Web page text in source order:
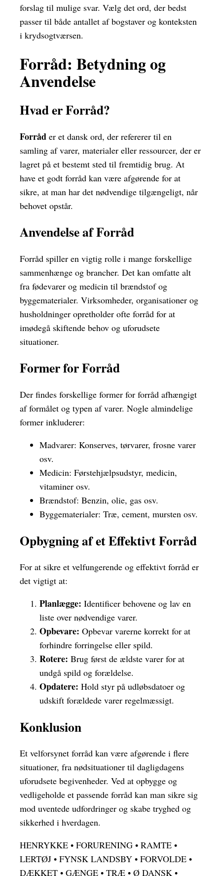
forslag til mulige svar. Vælg det ord, der bedst
passer til både antallet af bogstaver og konteksten
i krydsogtværsen.
Forråd: Betydning og
Anvendelse
Hvad er Forråd?
Forråd er et dansk ord, der refererer til en
samling af varer, materialer eller ressourcer, der er
lagret på et bestemt sted til fremtidig brug. At
have et godt forråd kan være afgørende for at
sikre, at man har det nødvendige tilgængeligt, når
behovet opstår.
Anvendelse af Forråd
Forråd spiller en vigtig rolle i mange forskellige
sammenhænge og brancher. Det kan omfatte alt
fra fødevarer og medicin til brændstof og
byggematerialer. Virksomheder, organisationer og
husholdninger opretholder ofte forråd for at
imødegå skiftende behov og uforudsete
situationer.
Former for Forråd
Der findes forskellige former for forråd afhængigt
af formålet og typen af varer. Nogle almindelige
former inkluderer:
Madvarer: Konserves, tørvarer, frosne varer
osv.
Medicin: Førstehjælpsudstyr, medicin,
vitaminer osv.
Brændstof: Benzin, olie, gas osv.
Byggematerialer: Træ, cement, mursten osv.
Opbygning af et Effektivt Forråd
For at sikre et velfungerende og effektivt forråd er
det vigtigt at:
Planlægge: Identificer behovene og lav en
liste over nødvendige varer.
Opbevare: Opbevar varerne korrekt for at
forhindre forringelse eller spild.
Rotere: Brug først de ældste varer for at
undgå spild og forældelse.
Opdatere: Hold styr på udløbsdatoer og
udskift forældede varer regelmæssigt.
Konklusion
Et velforsynet forråd kan være afgørende i flere
situationer, fra nødsituationer til dagligdagens
uforudsete begivenheder. Ved at opbygge og
vedligeholde et passende forråd kan man sikre sig
mod uventede udfordringer og skabe tryghed og
sikkerhed i hverdagen.
HENRYKKE • FORURENING • RAMTE •
LERTØJ • FYNSK LANDSBY • FORVOLDE •
DÆKKET • GÆNGE • TRÆ • Ø DANSK •